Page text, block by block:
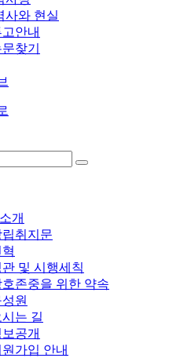
사와 현실
고안내
찾기
개
립취지문
관 및 시행세칙
호존중을 위한 약속
원
시는 길
보공개
원가입 안내